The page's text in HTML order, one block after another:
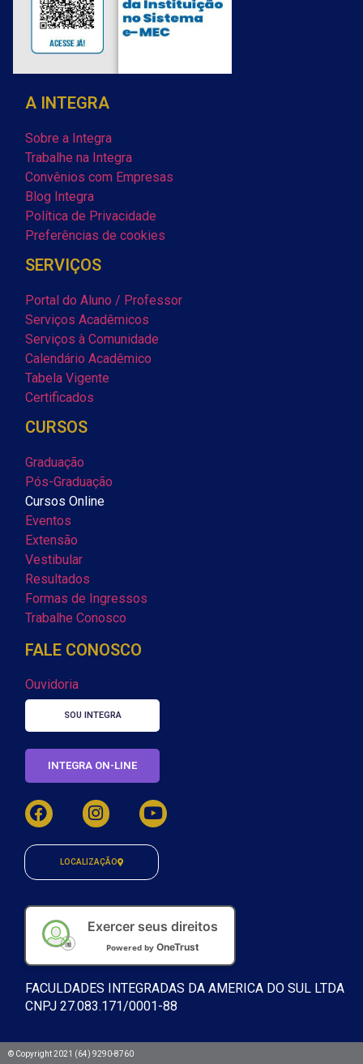
A INTEGRA
Sobre a Integra
Trabalhe na Integra
Convênios com Empresas
Blog Integra
Política de Privacidade
Preferências de cookies
SERVIÇOS
Portal do Aluno / Professor
Serviços Acadêmicos
Serviços à Comunidade
Calendário Acadêmico
Tabela Vigente
Certificados
CURSOS
Graduação
Pós-Graduação
Cursos Online
Eventos
Extensão
Vestibular
Resultados
Formas de Ingressos
Trabalhe Conosco
FALE CONOSCO
Ouvidoria
SOU INTEGRA
INTEGRA ON-LINE
LOCALIZAÇÃO
Exercer seus direitos
Powered by OneTrust
FACULDADES INTEGRADAS DA AMERICA DO SUL LTDA
CNPJ 27.083.171/0001-88
© Copyright 2021 (64) 9290-8760